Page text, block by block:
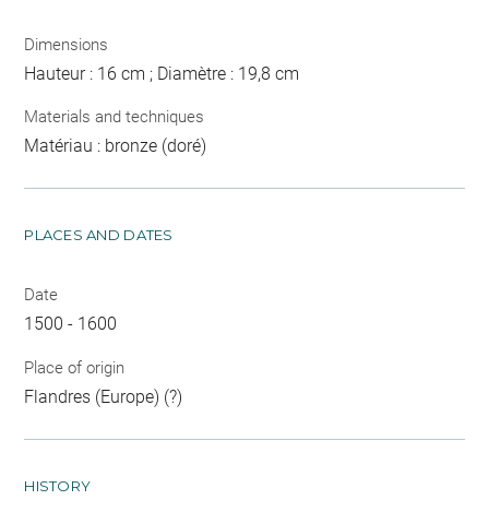
Dimensions
Hauteur : 16 cm ; Diamètre : 19,8 cm
Materials and techniques
Matériau : bronze (doré)
PLACES AND DATES
Date
1500 - 1600
Place of origin
Flandres (Europe) (?)
HISTORY